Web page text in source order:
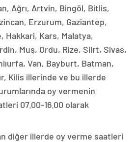
Ağrı, Artvin, Bingöl, Bitlis,
Erzurum, Gaziantep,
Hakkari, Kars, Malatya,
Muş, Ordu, Rize, Siirt, Sivas,
Van, Bayburt, Batman,
Kilis illerinde ve bu illerde
oy vermenin
07.00-16.00 olarak
diğer illerde oy verme saatleri